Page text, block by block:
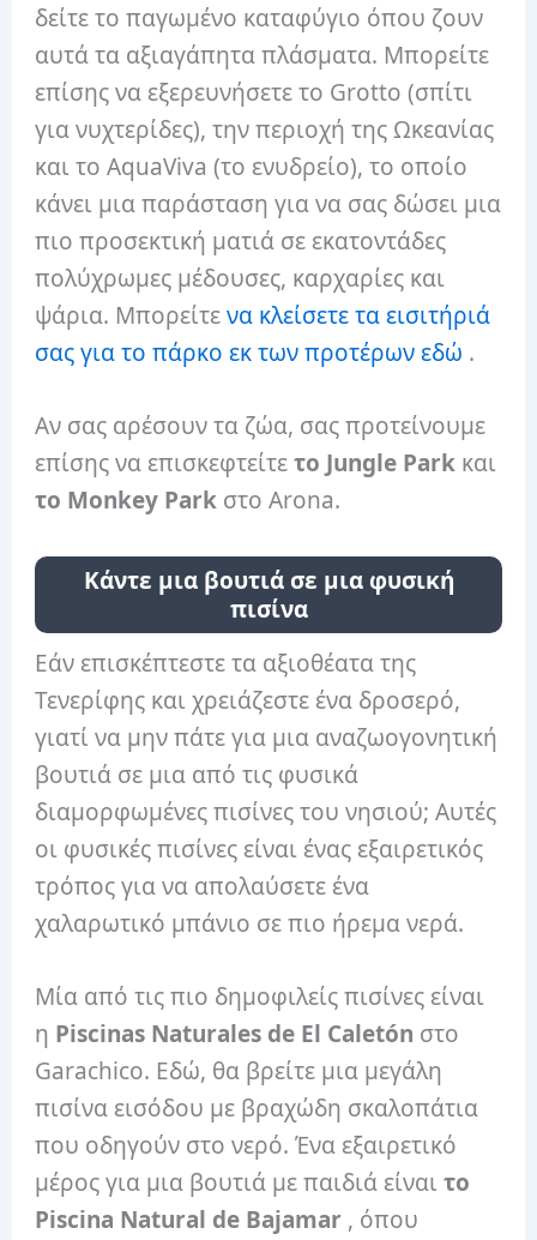
δείτε το παγωμένο καταφύγιο όπου ζουν
αυτά τα αξιαγάπητα πλάσματα. Μπορείτε
επίσης να εξερευνήσετε το Grotto (σπίτι
για νυχτερίδες), την περιοχή της Ωκεανίας
και το AquaViva (το ενυδρείο), το οποίο
κάνει μια παράσταση για να σας δώσει μια
πιο προσεκτική ματιά σε εκατοντάδες
πολύχρωμες μέδουσες, καρχαρίες και
ψάρια. Μπορείτενα κλείσετε τα εισιτήριά
σας για το πάρκο εκ των προτέρων εδώ .
Αν σας αρέσουν τα ζώα, σας προτείνουμε
επίσης να επισκεφτείτετο Jungle Park και
το Monkey Park στο Arona.
Κάντε μια βουτιά σε μια φυσική
πισίνα
Εάν επισκέπτεστε τα αξιοθέατα της
Τενερίφης και χρειάζεστε ένα δροσερό,
γιατί να μην πάτε για μια αναζωογονητική
βουτιά σε μια από τις φυσικά
διαμορφωμένες πισίνες του νησιού; Αυτές
οι φυσικές πισίνες είναι ένας εξαιρετικός
τρόπος για να απολαύσετε ένα
χαλαρωτικό μπάνιο σε πιο ήρεμα νερά.
Μία από τις πιο δημοφιλείς πισίνες είναι
η Piscinas Naturales de El Caletón στο
Garachico. Εδώ, θα βρείτε μια μεγάλη
πισίνα εισόδου με βραχώδη σκαλοπάτια
που οδηγούν στο νερό. Ένα εξαιρετικό
μέρος για μια βουτιά με παιδιά είναιτο
Piscina Natural de Bajamar , όπου